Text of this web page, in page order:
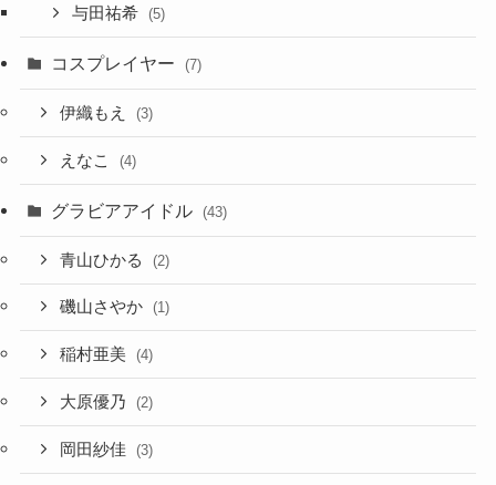
与田祐希 (5)
コスプレイヤー (7)
伊織もえ (3)
えなこ (4)
グラビアアイドル (43)
青山ひかる (2)
磯山さやか (1)
稲村亜美 (4)
大原優乃 (2)
岡田紗佳 (3)